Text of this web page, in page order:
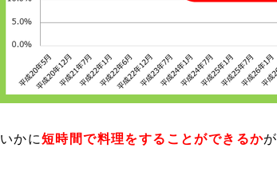
いかに短時間で料理をすることができるかが